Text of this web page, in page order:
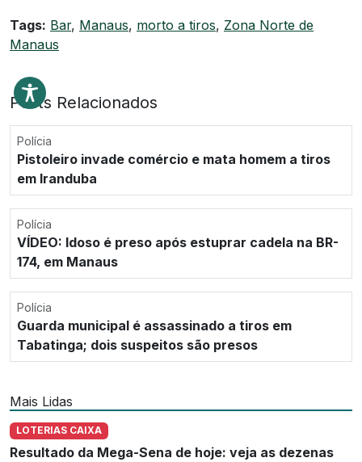
Tags: Bar, Manaus, morto a tiros, Zona Norte de
Manaus
Posts Relacionados
Polícia
Pistoleiro invade comércio e mata homem a tiros
em Iranduba
Polícia
VÍDEO: Idoso é preso após estuprar cadela na BR-
174, em Manaus
Polícia
Guarda municipal é assassinado a tiros em
Tabatinga; dois suspeitos são presos
Mais Lidas
LOTERIAS CAIXA
Resultado da Mega-Sena de hoje: veja as dezenas